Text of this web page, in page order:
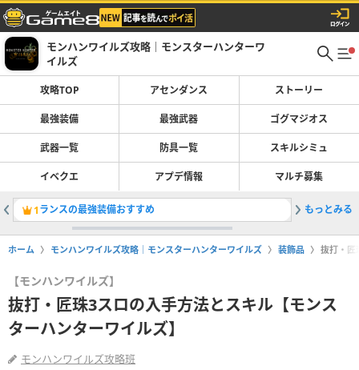
モンハンワイルズ攻略｜モンスターハンターワ
イルズ
攻略TOP アセンダンス ストーリー
最強装備 最強武器 ゴグマジオス
武器一覧 防具一覧 スキルシミュ
イベクエ アプデ情報 マルチ募集
1ランスの最強装備おすすめ 2巨戟ア
もっとみる
ホーム モンハンワイルズ攻略｜モンスターハンターワイルズ 装飾品 抜打・匠
【モンハンワイルズ】
抜打・匠珠3スロの入手方法とスキル【モンス
ターハンターワイルズ】
モンハンワイルズ攻略班